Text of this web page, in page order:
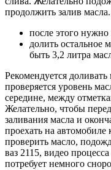
продолжить залив масла.
после этого нужно
долить остальное
быть 3,2 литра
Рекомендуется
проверяется уровень
середине, между
Желательно, чтобы
заливания масла и
проехать на
проверить масло,
ваз 2115, видео
потребует немного